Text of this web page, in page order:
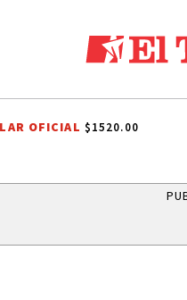
ROBO MILLONARIO
OFICIAL $1520.00